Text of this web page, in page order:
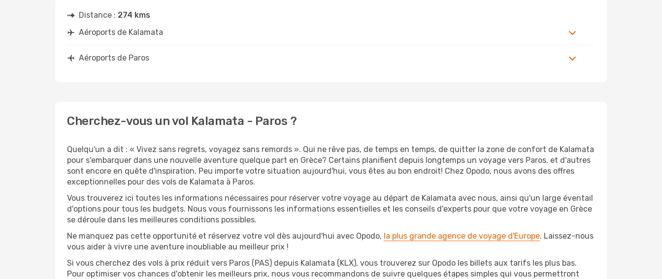
Distance : 274 kms
Aéroports de Kalamata
Aéroports de Paros
Cherchez-vous un vol Kalamata - Paros ?
Quelqu'un a dit : « Vivez sans regrets, voyagez sans remords ». Qui ne rêve pas, de temps en temps, de quitter la zone de confort de Kalamata
pour s'embarquer dans une nouvelle aventure quelque part en Grèce? Certains planifient depuis longtemps un voyage vers Paros, et d'autres
sont encore en quête d'inspiration. Peu importe votre situation aujourd'hui, vous êtes au bon endroit! Chez Opodo, nous avons des offres
exceptionnelles pour des vols de Kalamata à Paros.
Vous trouverez ici toutes les informations nécessaires pour réserver votre voyage au départ de Kalamata avec nous, ainsi qu'un large éventail
d'options pour tous les budgets. Nous vous fournissons les informations essentielles et les conseils d'experts pour que votre voyage en Grèce
se déroule dans les meilleures conditions possibles.
Ne manquez pas cette opportunité et réservez votre vol dès aujourd'hui avec Opodo, la plus grande agence de voyage d'Europe. Laissez-nous
vous aider à vivre une aventure inoubliable au meilleur prix !
Si vous cherchez des vols à prix réduit vers Paros (PAS) depuis Kalamata (KLX), vous trouverez sur Opodo les billets aux tarifs les plus bas.
Pour optimiser vos chances d'obtenir les meilleurs prix, nous vous recommandons de suivre quelques étapes simples qui vous permettront